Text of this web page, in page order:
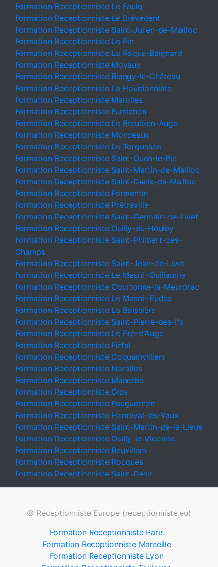
Formation Receptionniste Le Faulq
Formation Receptionniste Le Brévedent
Formation Receptionniste Saint-Julien-de-Mailloc
Formation Receptionniste Le Pin
Formation Receptionniste La Roque-Baignard
Formation Receptionniste Moyaux
Formation Receptionniste Blangy-le-Château
Formation Receptionniste La Houblonnière
Formation Receptionniste Marolles
Formation Receptionniste Fumichon
Formation Receptionniste Le Breuil-en-Auge
Formation Receptionniste Monceaux
Formation Receptionniste Le Torquesne
Formation Receptionniste Saint-Ouen-le-Pin
Formation Receptionniste Saint-Martin-de-Mailloc
Formation Receptionniste Saint-Denis-de-Mailloc
Formation Receptionniste Formentin
Formation Receptionniste Prêtreville
Formation Receptionniste Saint-Germain-de-Livet
Formation Receptionniste Ouilly-du-Houley
Formation Receptionniste Saint-Philbert-des-
Champs
Formation Receptionniste Saint-Jean-de-Livet
Formation Receptionniste Le Mesnil-Guillaume
Formation Receptionniste Courtonne-la-Meurdrac
Formation Receptionniste Le Mesnil-Eudes
Formation Receptionniste La Boissière
Formation Receptionniste Saint-Pierre-des-Ifs
Formation Receptionniste Le Pré-d'Auge
Formation Receptionniste Firfol
Formation Receptionniste Coquainvilliers
Formation Receptionniste Norolles
Formation Receptionniste Manerbe
Formation Receptionniste Glos
Formation Receptionniste Fauguernon
Formation Receptionniste Hermival-les-Vaux
Formation Receptionniste Saint-Martin-de-la-Lieue
Formation Receptionniste Ouilly-le-Vicomte
Formation Receptionniste Beuvillers
Formation Receptionniste Rocques
Formation Receptionniste Saint-Désir
© Receptionniste Europe (receptionniste.eu)
Formation Receptionniste Paris
Formation Receptionniste Marseille
Formation Receptionniste Lyon